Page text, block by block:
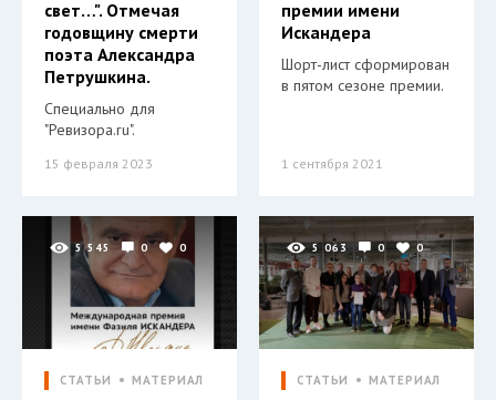
свет…". Отмечая
годовщину смерти
поэта Александра
Петрушкина.
Специально для
"Ревизора.ru".
15 февраля 2023
премии имени
Искандера
Шорт-лист сформирован
в пятом сезоне премии.
1 сентября 2021
5 545 0 0
СТАТЬИ МАТЕРИАЛ
5 063 0 0
СТАТЬИ МАТЕРИАЛ